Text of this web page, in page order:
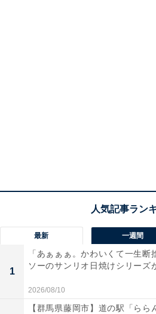
最新 一週間
1
「あぁぁぁ。かわいくて一生断
ソーのサンリオ日焼けシリーズ
2026/08/10
【群馬県藤岡市】道の駅「らら